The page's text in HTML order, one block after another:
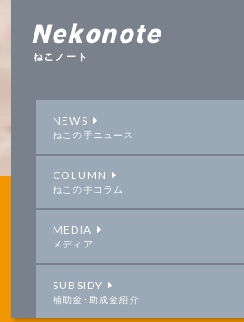
Nekonote
ねこノート
NEWS
ねこの手ニュース
COLUMN
ねこの手コラム
MEDIA
メディア
SUBSIDY
補助金･助成金紹介